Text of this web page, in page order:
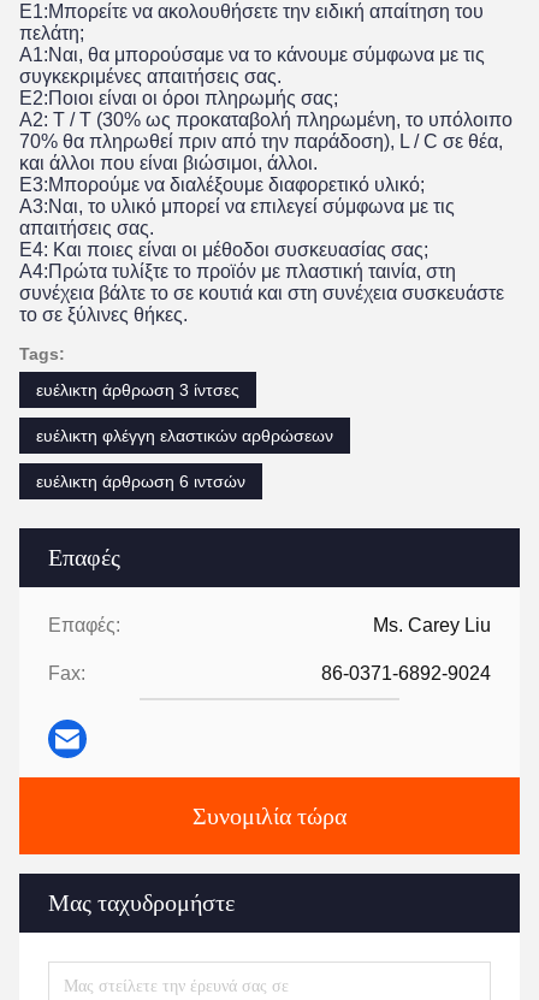
Επαφές
Επαφές: Ms. Carey Liu
Fax: 86-0371-6892-9024
Συνομιλία τώρα
Μας ταχυδρομήστε
Ε1:Μπορείτε να ακολουθήσετε την ειδική απαίτηση του
πελάτη;
Α1:Ναι, θα μπορούσαμε να το κάνουμε σύμφωνα με τις
συγκεκριμένες απαιτήσεις σας.
Ε2:Ποιοι είναι οι όροι πληρωμής σας;
A2: T / T (30% ως προκαταβολή πληρωμένη, το υπόλοιπο
70% θα πληρωθεί πριν από την παράδοση), L / C σε θέα,
και άλλοι που είναι βιώσιμοι, άλλοι.
Ε3:Μπορούμε να διαλέξουμε διαφορετικό υλικό;
Α3:Ναι, το υλικό μπορεί να επιλεγεί σύμφωνα με τις
απαιτήσεις σας.
Ε4: Και ποιες είναι οι μέθοδοι συσκευασίας σας;
Α4:Πρώτα τυλίξτε το προϊόν με πλαστική ταινία, στη
συνέχεια βάλτε το σε κουτιά και στη συνέχεια συσκευάστε
το σε ξύλινες θήκες.
Tags:
ευέλικτη άρθρωση 3 ίντσες
ευέλικτη φλέγγη ελαστικών αρθρώσεων
ευέλικτη άρθρωση 6 ιντσών